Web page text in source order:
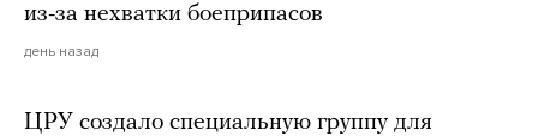
из-за нехватки боеприпасов
день назад
ЦРУ создало специальную группу для